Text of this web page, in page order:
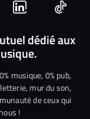
Nous
rejoindre
sur
Linkedin
Nous
dédié aux
musique, 0% pub,
mur du son,
de ceux qui
!